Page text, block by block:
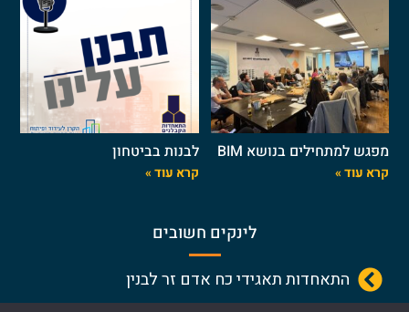
מפגש למתחילים בנושא BIM
קרא עוד »
לבנות בביטחון
קרא עוד »
לינקים חשובים
התאחדות תאגידי כח אדם זר לבנין